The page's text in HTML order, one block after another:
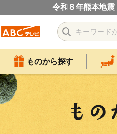
令和８年熊本地
ものから探す